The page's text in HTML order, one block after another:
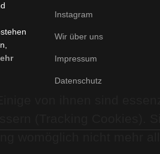
Instagram
Wir über uns
Impressum
Datenschutz